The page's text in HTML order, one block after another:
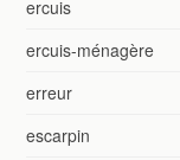
ercuis
ercuis-ménagère
erreur
escarpin